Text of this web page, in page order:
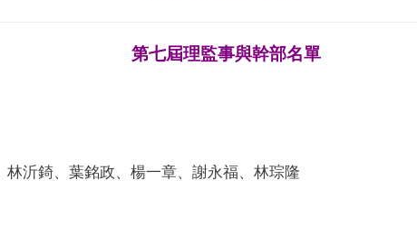
第七屆理監事與幹部名單
林沂錡、葉銘政、楊一章、謝永福、林琮隆